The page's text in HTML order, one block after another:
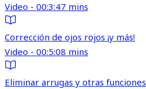
Video - 00:3:47 mins
Corrección de ojos rojos ¡y más!
Video - 00:5:08 mins
Eliminar arrugas y otras funciones